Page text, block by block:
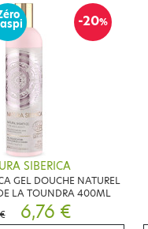
-20%
SIBERICA
GEL DOUCHE NATUREL
LA TOUNDRA 400ML
6,76 €